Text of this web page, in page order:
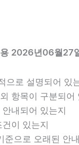
용 2026년06월27
으로 설명되어 있
항목이 구분되어
내되어 있는지
이 있는지
으로 오래된 안